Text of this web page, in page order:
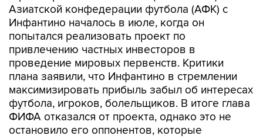
Азиатской конфедерации футбола (АФК) с
Инфантино началось в июле, когда он
попытался реализовать проект по
привлечению частных инвесторов в
проведение мировых первенств. Критики
плана заявили, что Инфантино в стремлении
максимизировать прибыль забыл об интересах
футбола, игроков, болельщиков. В итоге глава
ФИФА отказался от проекта, однако это не
остановило его оппонентов, которые